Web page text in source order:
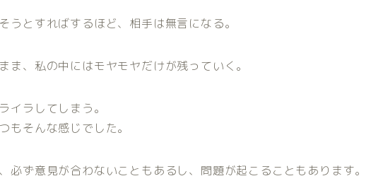
うとすればするほど、相手は無言になる。
ま、私の中にはモヤモヤだけが残っていく。
イラしてしまう。
もそんな感じでした。
必ず意見が合わないこともあるし、問題が起こることもあります。